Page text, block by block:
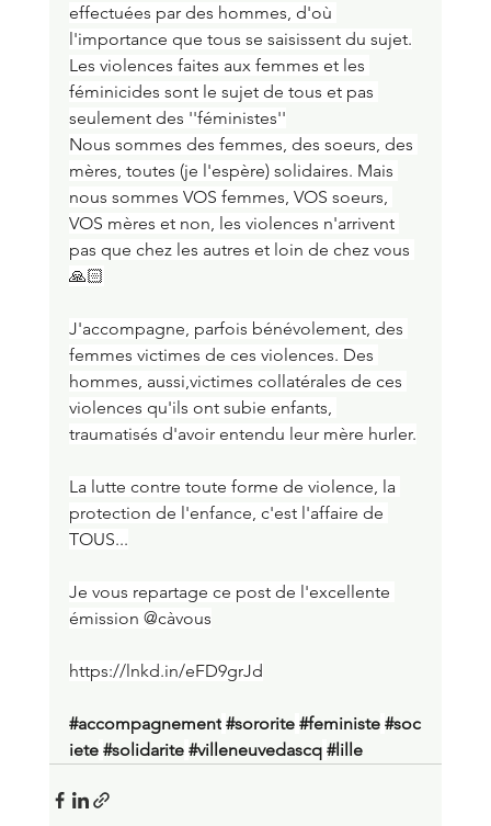
effectuées par des hommes, d'où
l'importance que tous se saisissent du sujet.
Les violences faites aux femmes et les
féminicides sont le sujet de tous et pas
seulement des ''féministes''
Nous sommes des femmes, des soeurs, des
mères, toutes (je l'espère) solidaires. Mais
nous sommes VOS femmes, VOS soeurs,
VOS mères et non, les violences n'arrivent
pas que chez les autres et loin de chez vous
🙏🏻
J'accompagne, parfois bénévolement, des
femmes victimes de ces violences. Des
hommes, aussi,victimes collatérales de ces
violences qu'ils ont subie enfants,
traumatisés d'avoir entendu leur mère hurler.
La lutte contre toute forme de violence, la
protection de l'enfance, c'est l'affaire de
TOUS...
Je vous repartage ce post de l'excellente
émission @càvous
https://lnkd.in/eFD9grJd
#accompagnement #sororite #feministe #soc
iete #solidarite #villeneuvedascq #lille